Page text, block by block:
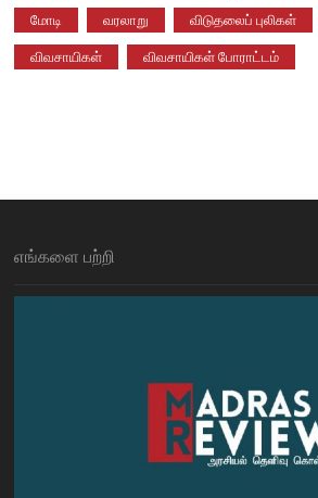
மோடி வரலாறு விடுதலைப் புலிகள்
விவசாயிகள் விவசாயிகள் போராட்டம்
எங்களை பற்றி